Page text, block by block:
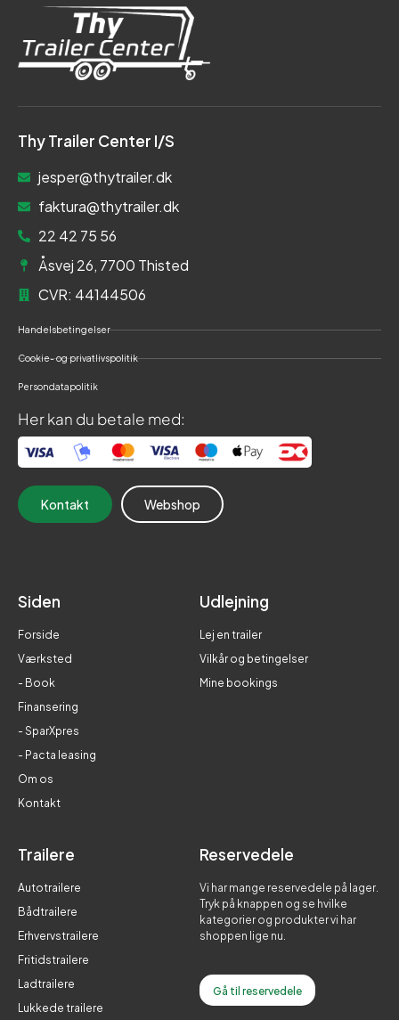
Thy Trailer Center I/S
jesper@thytrailer.dk
faktura@thytrailer.dk
22 42 75 56
Åsvej 26, 7700 Thisted
CVR: 44144506
Handelsbetingelser
Cookie- og privatlivspolitik
Persondatapolitik
Her kan du betale med:
Kontakt Webshop
Siden
Forside
Værksted
- Book
Finansering
- SparXpres
- Pacta leasing
Om os
Kontakt
Udlejning
Lej en trailer
Vilkår og betingelser
Mine bookings
Trailere
Autotrailere
Bådtrailere
Erhvervstrailere
Fritidstrailere
Ladtrailere
Lukkede trailere
Reservedele
Vi har mange reservedele på lager.
Tryk på knappen og se hvilke
kategorier og produkter vi har
shoppen lige nu.
Gå til reservedele